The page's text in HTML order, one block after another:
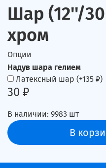
Шар (12''/
хром
Опции
Надув шара гелием
Латексный шар (+135 ₽)
30 ₽
В наличии: 9983 шт
В